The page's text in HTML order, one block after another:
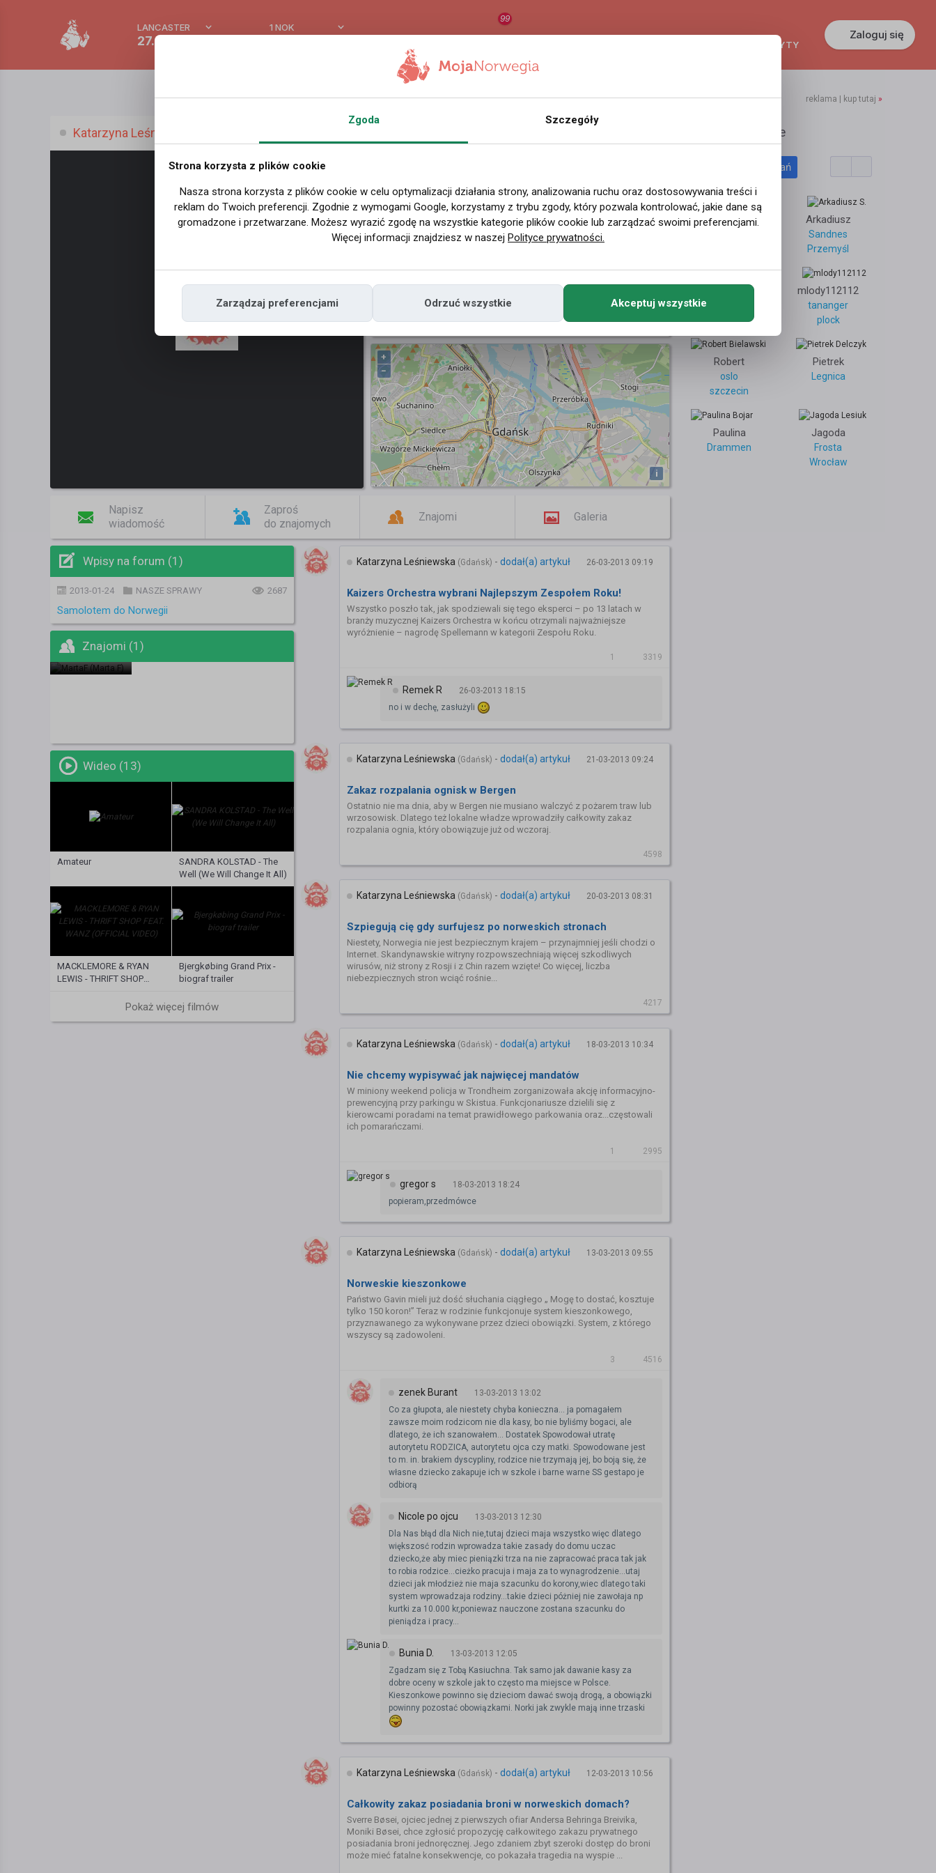
LANCASTER
27.3 °C
1 NOK
99
KREDYTY
Zaloguj się
reklama | kup tutaj »
Katarzyna Leśniewska
Miejscowość
w Norwegii
-
Posty 1
+
−
i
Napisz
wiadomość
Zaproś
do znajomych
Znajomi Galeria
Wpisy na forum (1)
2013-01-24 NASZE SPRAWY 2687
Samolotem do Norwegii
Znajomi (1)
Marta F
Wideo (13)
Amateur
SANDRA KOLSTAD - The
Well (We Will Change It All)
MACKLEMORE & RYAN
LEWIS - THRIFT SHOP
Bjergkøbing Grand Prix -
biograf trailer
Pokaż więcej filmów
Katarzyna Leśniewska (Gdańsk) - dodał(a) artykuł 26-03-2013 09:19
Kaizers Orchestra wybrani Najlepszym Zespołem Roku!
Wszystko poszło tak, jak spodziewali się tego eksperci – po 13 latach w
branży muzycznej Kaizers Orchestra w końcu otrzymali najważniejsze
wyróżnienie – nagrodę Spellemann w kategorii Zespołu Roku.
3319
1
Remek R
26-03-2013 18:15
no i w dechę, zasłużyli
Katarzyna Leśniewska (Gdańsk) - dodał(a) artykuł 21-03-2013 09:24
Zakaz rozpalania ognisk w Bergen
Ostatnio nie ma dnia, aby w Bergen nie musiano walczyć z pożarem traw lub
wrzosowisk. Dlatego też lokalne władze wprowadziły całkowity zakaz
rozpalania ognia, który obowiązuje już od wczoraj.
4598
Katarzyna Leśniewska (Gdańsk) - dodał(a) artykuł 20-03-2013 08:31
Szpiegują cię gdy surfujesz po norweskich stronach
Niestety, Norwegia nie jest bezpiecznym krajem – przynajmniej jeśli chodzi o
Internet. Skandynawskie witryny rozpowszechniają więcej szkodliwych
wirusów, niż strony z Rosji i z Chin razem wzięte! Co więcej, liczba
niebezpiecznych stron wciąć rośnie...
4217
Katarzyna Leśniewska (Gdańsk) - dodał(a) artykuł 18-03-2013 10:34
Nie chcemy wypisywać jak najwięcej mandatów
W miniony weekend policja w Trondheim zorganizowała akcję informacyjno-
prewencyjną przy parkingu w Skistua. Funkcjonariusze dzielili się z
kierowcami poradami na temat prawidłowego parkowania oraz...częstowali
ich pomarańczami.
2995
1
gregor s
18-03-2013 18:24
popieram,przedmówce
Katarzyna Leśniewska (Gdańsk) - dodał(a) artykuł 13-03-2013 09:55
Norweskie kieszonkowe
Państwo Gavin mieli już dość słuchania ciągłego „ Mogę to dostać, kosztuje
tylko 150 koron!” Teraz w rodzinie funkcjonuje system kieszonkowego,
przyznawanego za wykonywane przez dzieci obowiązki. System, z którego
wszyscy są zadowoleni.
4516
3
zenek Burant
13-03-2013 13:02
Co za głupota, ale niestety chyba konieczna... ja pomagałem
zawsze moim rodzicom nie dla kasy, bo nie byliśmy bogaci, ale
dlatego, że ich szanowałem... Dostatek Spowodował utratę
autorytetu RODZICA, autorytetu ojca czy matki. Spowodowane jest
to m. in. brakiem dyscypliny, rodzice nie trzymają jej, bo boją się, że
własne dziecko zakapuje ich w szkole i barne warne SS gestapo je
odbiorą
Nicole po ojcu
13-03-2013 12:30
Dla Nas błąd dla Nich nie,tutaj dzieci maja wszystko więc dlatego
większosć rodzin wprowadza takie zasady do domu uczac
dziecko,że aby miec pieniązki trza na nie zapracować praca tak jak
to robia rodzice...cieżko pracuja i maja za to wynagrodzenie...utaj
dzieci jak młodzież nie maja szacunku do korony,wiec dlatego taki
system wprowadzaja rodziny...takie dzieci póżniej nie zawołaja np
kurtki za 10.000 kr,poniewaz nauczone zostana szacunku do
pieniądza i pracy...
Bunia D.
13-03-2013 12:05
Zgadzam się z Tobą Kasiuchna. Tak samo jak dawanie kasy za
dobre oceny w szkole jak to często ma miejsce w Polsce.
Kieszonkowe powinno się dzieciom dawać swoją drogą, a obowiązki
powinny pozostać obowiązkami. Norki jak zwykle mają inne trzaski
Katarzyna Leśniewska (Gdańsk) - dodał(a) artykuł 12-03-2013 10:56
Całkowity zakaz posiadania broni w norweskich domach?
Sverre Bøsei, ojciec jednej z pierwszych ofiar Andersa Behringa Breivika,
Moniki Bøsei, chce zgłosić propozycję całkowitego zakazu prywatnego
posiadania broni jednoręcznej. Jego zdaniem zbyt szeroki dostęp do broni
może mieć fatalne konsekwencje, co pokazała tragedia na wyspie ...
Polecane profile
Filtr wyszukiwań
agnieszka Arkadiusz
Sandnes
Przemyśl
Wałbrzych
mlody112112
tananger
plock
Robert
oslo
szczecin
Pietrek
Legnica
Paulina
Drammen
Jagoda
Frosta
Wrocław
Zgoda Szczegóły
Strona korzysta z plików cookie
Nasza strona korzysta z plików cookie w celu optymalizacji działania strony, analizowania ruchu oraz dostosowywania treści i
reklam do Twoich preferencji. Zgodnie z wymogami Google, korzystamy z trybu zgody, który pozwala kontrolować, jakie dane są
gromadzone i przetwarzane. Możesz wyrazić zgodę na wszystkie kategorie plików cookie lub zarządzać swoimi preferencjami.
Więcej informacji znajdziesz w naszej Polityce prywatności.
Zarządzaj preferencjami Odrzuć wszystkie Akceptuj wszystkie